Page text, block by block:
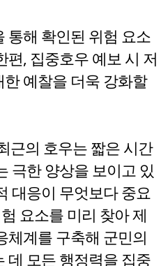
통해 확인된 위험 요소
편, 집중호우 예보 시 저
예찰을 더욱 강화할
근의 호우는 짧은 시간
극한 양상을 보이고 있
대응이 무엇보다 중요
요소를 미리 찾아 제
체계를 구축해 군민의
데 모든 행정력을 집중